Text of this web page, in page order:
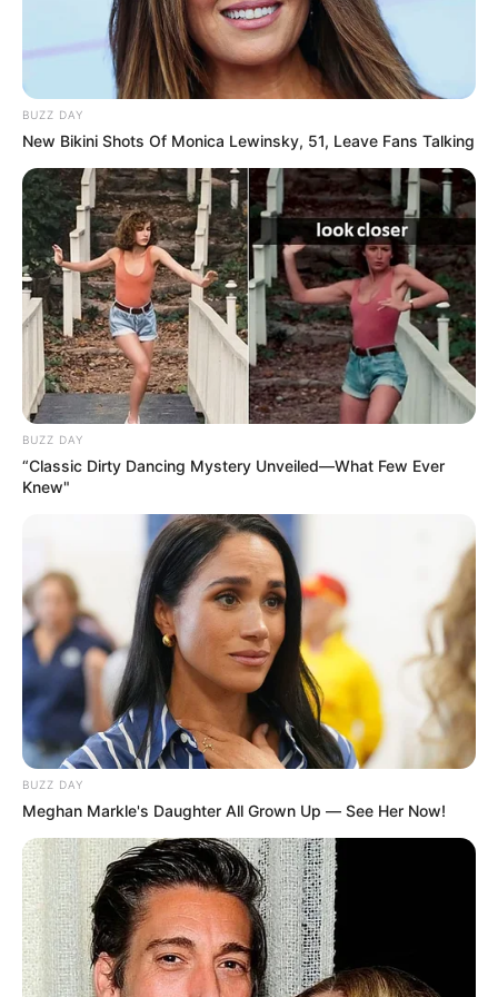
ALERTA BOGOTÁ EN GOOGLE NEWS
TEMAS RELACIONADOS
NOTICIAS ALERTA PAISA
NOTICIAS MEDELLÍN
TRAGENDIA
ASESINATO
POLICÍA METROPOLITANA DEL VALLE DE ABURRÁ
VALLE DE ABURRÁ
MECÁNICO
MANTÉNGASE EN ALERTA
Tenemos todas las noticias que le
interesan. Para estar bien informado, por
favor, active las notificaciones de Alerta.
ACTIVAR AHORA
TEMAS DESTACADOS
EMERGENCIAS POR LLUVIAS
METRO DE MEDELLÍN
ELECCIONES PRESIDENCIALES
MARINILLA - ANTIOQUIA
EPM
YONDÓ - ANTIOQUIA
RIONEGRO
BUZZ DAY
New Bikini Shots Of Monica Lewinsky, 51, Leave Fans Talking
BUZZ DAY
“Classic Dirty Dancing Mystery Unveiled—What Few Ever
Knew"
BUZZ DAY
Meghan Markle's Daughter All Grown Up — See Her Now!